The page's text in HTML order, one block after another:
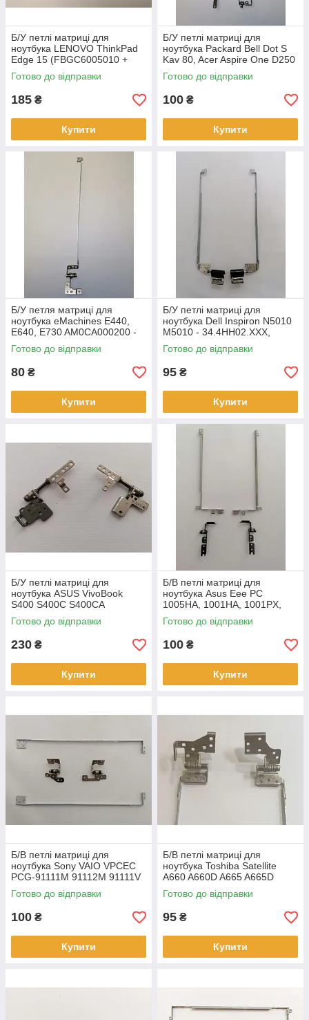
Б/У петлі матриці для
ноутбука LENOVO ThinkPad
Edge 15 (FBGC6005010 +
FBGC6004010)
Готово до відправки
185 ₴
Купити
Б/У петлі матриці для
ноутбука Packard Bell Dot S
Kav 80, Acer Aspire One D250
AM085000300, AM085000100
Готово до відправки
100 ₴
Купити
Б/У петля матриці для
ноутбука eMachines E440,
E640, E730 AM0CA000200 -
ПРАВА
Готово до відправки
80 ₴
Купити
Б/У петлі матриці для
ноутбука Dell Inspiron N5010
M5010 - 34.4HH02.XXX,
34.4HH01.XXX
Готово до відправки
95 ₴
Купити
Б/У петлі матриці для
ноутбука ASUS VivoBook
S400 S400C S400CA
Готово до відправки
230 ₴
Купити
Б/В петлі матриці для
ноутбука Asus Eee PC
1005HA, 1001HA, 1001PX,
1001PXD, 1001PQD, 1005PE,
1005PEB, 1005HAB
Готово до відправки
100 ₴
Купити
Б/В петлі матриці для
ноутбука Sony VAIO VPCEC
PCG-91111M 91112М 91111V
(M980 SL / M980 SR)
Готово до відправки
100 ₴
Купити
Б/В петлі матриці для
ноутбука Toshiba Satellite
A660 A660D A665 A665D
P750 P755 (AM0CX000300,
AM0CX000400)
Готово до відправки
95 ₴
Купити